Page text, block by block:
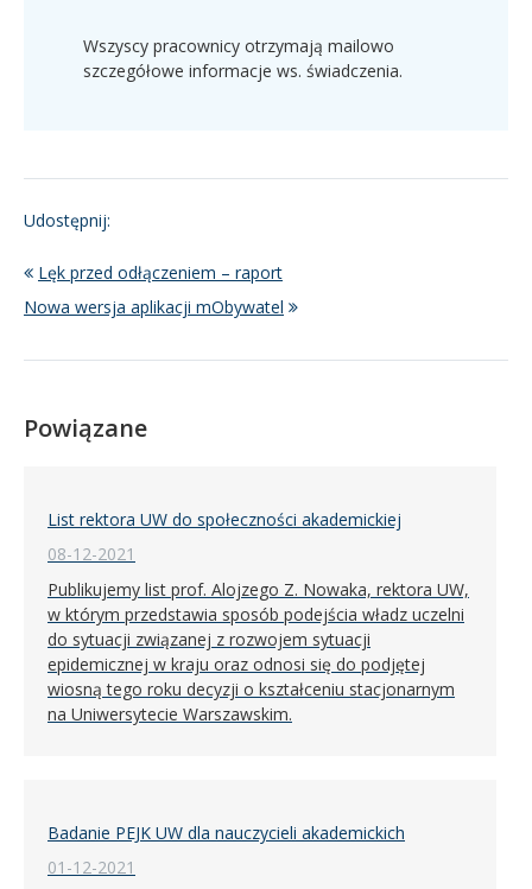
Wszyscy pracownicy otrzymają mailowo
szczegółowe informacje ws. świadczenia.
Udostępnij:
Lęk przed odłączeniem – raport
Nowa wersja aplikacji mObywatel
Powiązane
List rektora UW do społeczności akademickiej
08-12-2021
Publikujemy list prof. Alojzego Z. Nowaka, rektora UW,
w którym przedstawia sposób podejścia władz uczelni
do sytuacji związanej z rozwojem sytuacji
epidemicznej w kraju oraz odnosi się do podjętej
wiosną tego roku decyzji o kształceniu stacjonarnym
na Uniwersytecie Warszawskim.
Badanie PEJK UW dla nauczycieli akademickich
01-12-2021